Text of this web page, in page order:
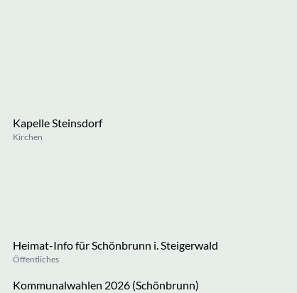
Kapelle Steinsdorf
Kirchen
Heimat-Info für Schönbrunn i. Steigerwald
Öffentliches
Kommunalwahlen 2026 (Schönbrunn)